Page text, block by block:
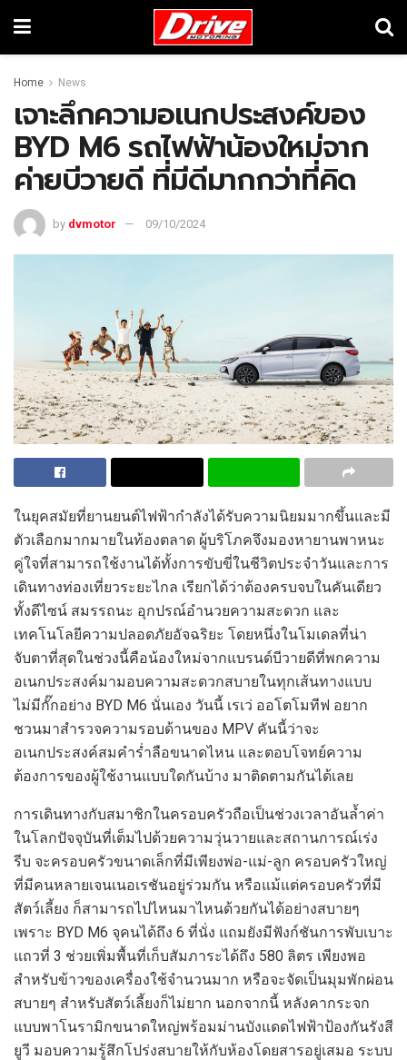
Home News
เจาะลึกความอเนกประสงค์ของ
BYD M6 รถไฟฟ้าน้องใหม่จาก
ค่ายบีวายดี ที่มีดีมากกว่าที่คิด
by dvmotor 09/10/2024
ในยุคสมัยที่ยานยนต์ไฟฟ้ากำลังได้รับความนิยมมากขึ้นและมี
ตัวเลือกมากมายในท้องตลาด ผู้บริโภคจึงมองหายานพาหนะ
คู่ใจที่สามารถใช้งานได้ทั้งการขับขี่ในชีวิตประจำวันและการ
เดินทางท่องเที่ยวระยะไกล เรียกได้ว่าต้องครบจบในคันเดียว
ทั้งดีไซน์ สมรรถนะ อุกปรณ์อำนวยความสะดวก และ
เทคโนโลยีความปลอดภัยอัจฉริยะ โดยหนึ่งในโมเดลที่น่า
จับตาที่สุดในช่วงนี้คือน้องใหม่จากแบรนด์บีวายดีที่พกความ
อเนกประสงค์มามอบความสะดวกสบายในทุกเส้นทางแบบ
ไม่มีกั๊กอย่าง BYD M6 นั่นเอง วันนี้ เรเว่ ออโตโมทีฟ อยาก
ชวนมาสำรวจความรอบด้านของ MPV คันนี้ว่าจะ
อเนกประสงค์สมคำร่ำลือขนาดไหน และตอบโจทย์ความ
ต้องการของผู้ใช้งานแบบใดกันบ้าง มาติดตามกันได้เลย
การเดินทางกับสมาชิกในครอบครัวถือเป็นช่วงเวลาอันล้ำค่า
ในโลกปัจจุบันที่เต็มไปด้วยความวุ่นวายและสถานการณ์เร่ง
รีบ จะครอบครัวขนาดเล็กที่มีเพียงพ่อ-แม่-ลูก ครอบครัวใหญ่
ที่มีคนหลายเจนเนอเรชันอยู่ร่วมกัน หรือแม้แต่ครอบครัวที่มี
สัตว์เลี้ยง ก็สามารถไปไหนมาไหนด้วยกันได้อย่างสบายๆ
เพราะ BYD M6 จุคนได้ถึง 6 ที่นั่ง แถมยังมีฟังก์ชันการพับเบาะ
แถวที่ 3 ช่วยเพิ่มพื้นที่เก็บสัมภาระได้ถึง 580 ลิตร เพียงพอ
สำหรับข้าวของเครื่องใช้จำนวนมาก หรือจะจัดเป็นมุมพักผ่อน
สบายๆ สำหรับสัตว์เลี้ยงก็ไม่ยาก นอกจากนี้ หลังคากระจก
แบบพาโนรามิกขนาดใหญ่พร้อมม่านบังแดดไฟฟ้าป้องกันรังสี
ยูวี มอบความรู้สึกโปร่งสบายให้กับห้องโดยสารอยู่เสมอ ระบบ